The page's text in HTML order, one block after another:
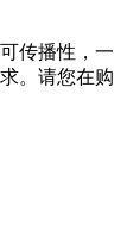
传播性，一
。请您在购